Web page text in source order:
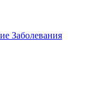
Заболевания